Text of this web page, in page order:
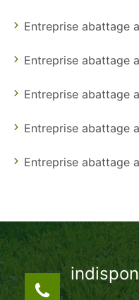
Entreprise abattage
Entreprise abattage
Entreprise abattage
Entreprise abattage
Entreprise abattage